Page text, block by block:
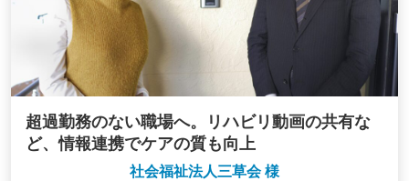
超過勤務のない職場へ。リハビリ動画の共有な
ど、情報連携でケアの質も向上
社会福祉法人三草会 様